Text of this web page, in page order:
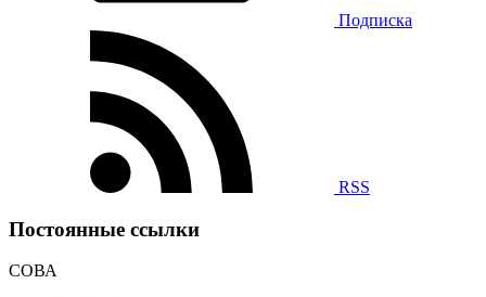
Подписка
RSS
Постоянные ссылки
СОВА